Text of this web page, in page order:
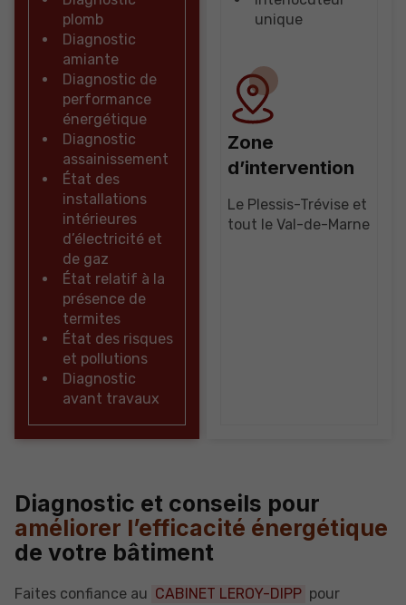
plomb
Diagnostic
amiante
Diagnostic de
performance
énergétique
Diagnostic
assainissement
État des
installations
intérieures
d’électricité et
de gaz
État relatif à la
présence de
termites
État des risques
et pollutions
Diagnostic
avant travaux
unique
Zone
d’intervention
Le Plessis-Trévise et
tout le Val-de-Marne
Diagnostic et conseils pour
améliorer l’efficacité énergétique
de votre bâtiment
Faites confiance au CABINET LEROY-DIPP pour